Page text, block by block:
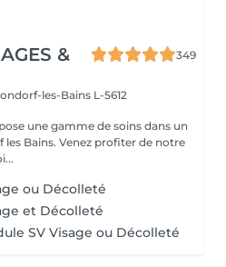
&
349
les-Bains L-5612
une gamme de soins dans un
Bains. Venez profiter de notre
ou Décolleté
et Décolleté
SV Visage ou Décolleté